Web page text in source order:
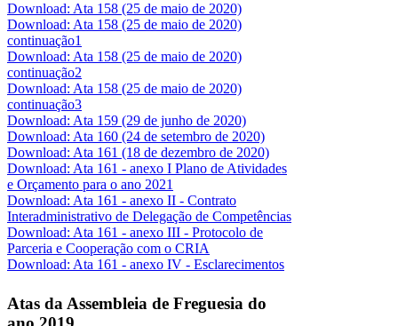
Download: Ata 158 (25 de maio de 2020)
Download: Ata 158 (25 de maio de 2020)
continuação1
Download: Ata 158 (25 de maio de 2020)
continuação2
Download: Ata 158 (25 de maio de 2020)
continuação3
Download: Ata 159 (29 de junho de 2020)
Download: Ata 160 (24 de setembro de 2020)
Download: Ata 161 (18 de dezembro de 2020)
Download: Ata 161 - anexo I Plano de Atividades
e Orçamento para o ano 2021
Download: Ata 161 - anexo II - Contrato
Interadministrativo de Delegação de Competências
Download: Ata 161 - anexo III - Protocolo de
Parceria e Cooperação com o CRIA
Download: Ata 161 - anexo IV - Esclarecimentos
Atas da Assembleia de Freguesia do